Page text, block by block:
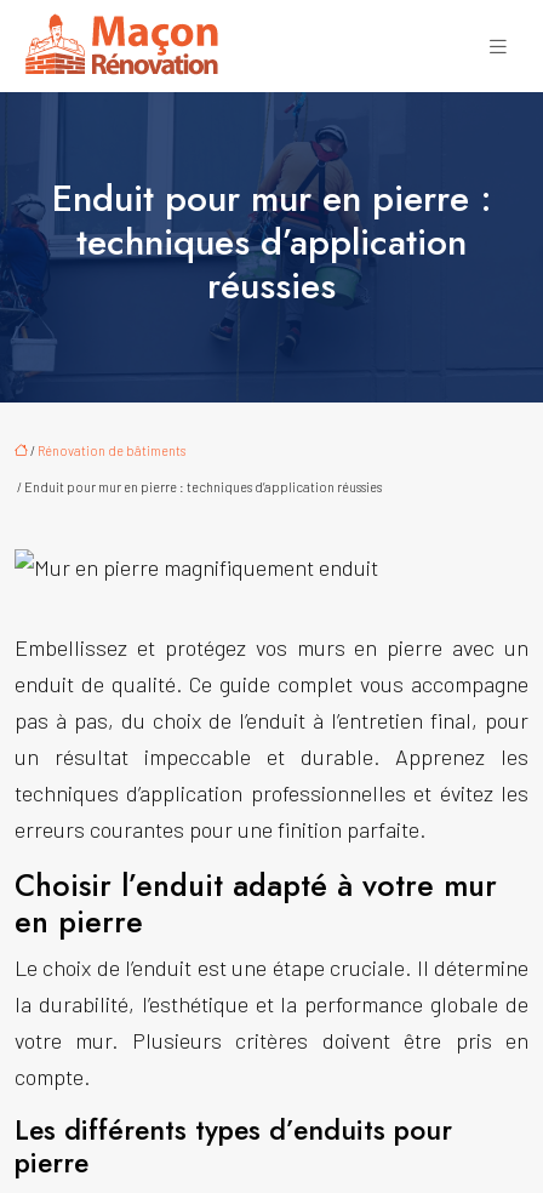
Enduit pour mur en pierre :
techniques d’application
réussies
/ Rénovation de bâtiments
/ Enduit pour mur en pierre : techniques d’application réussies
Embellissez et protégez vos murs en pierre avec un
enduit de qualité. Ce guide complet vous accompagne
pas à pas, du choix de l’enduit à l’entretien final, pour
un résultat impeccable et durable. Apprenez les
techniques d’application professionnelles et évitez les
erreurs courantes pour une finition parfaite.
Choisir l’enduit adapté à votre mur
en pierre
Le choix de l’enduit est une étape cruciale. Il détermine
la durabilité, l’esthétique et la performance globale de
votre mur. Plusieurs critères doivent être pris en
compte.
Les différents types d’enduits pour
pierre